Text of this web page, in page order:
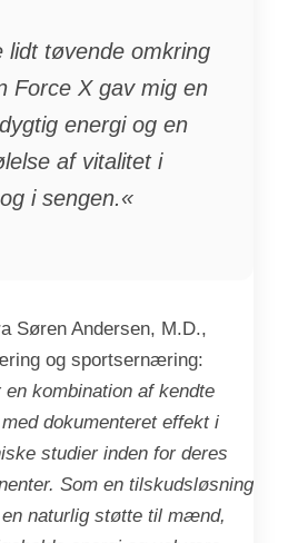
lidt tøvende omkring
Force X gav mig en
energi og en
af vitalitet i
i sengen.«
Søren Andersen, M.D.,
og sportsernæring:
kombination af kendte
dokumenteret effekt i
studier inden for deres
Som en tilskudsløsning
naturlig støtte til mænd,